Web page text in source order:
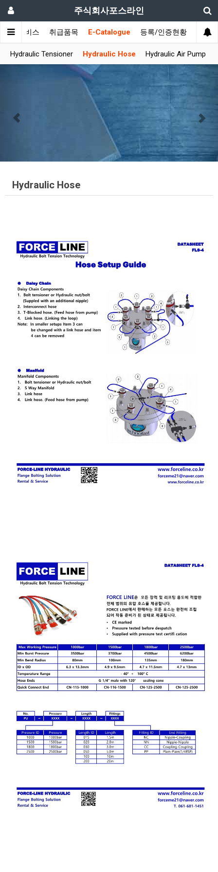
주식회사포스라인
제공서비스 취급품목 E-Catalogue 등록/인증현황 고객
Hydraulic Tensioner Hydraulic Hose Hydraulic Air Pump
Hydraulic Hose